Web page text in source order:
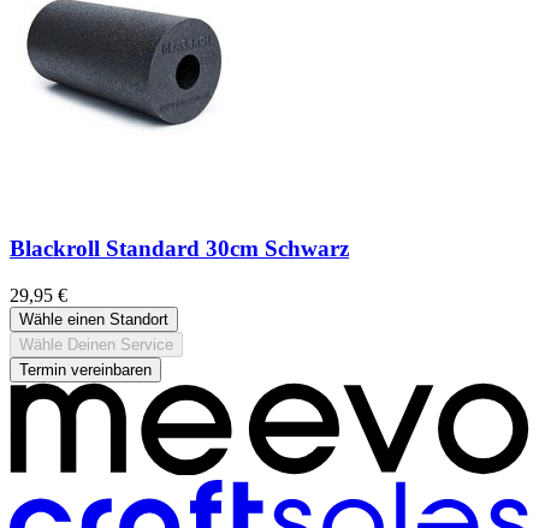
Blackroll Standard 30cm Schwarz
29,95 €
Wähle einen Standort
Wähle Deinen Service
Termin vereinbaren